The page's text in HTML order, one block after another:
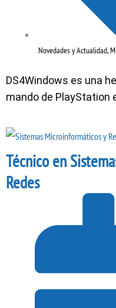
Novedades y Actualidad,
DS4Windows es una
mando de PlayStation
Técnico en
Redes